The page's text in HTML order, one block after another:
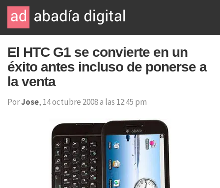
El HTC G1 se convierte en un
éxito antes incluso de ponerse a
la venta
PorJose, 14 octubre 2008 a las 12:45 pm